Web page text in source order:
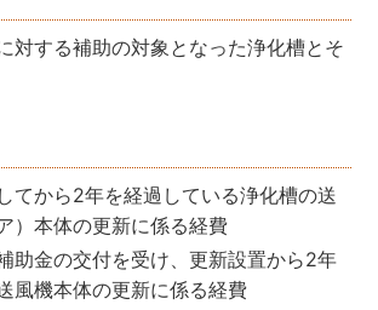
対する補助の対象となった浄化槽とそ
てから2年を経過している浄化槽の送
）本体の更新に係る経費
助金の交付を受け、更新設置から2年
風機本体の更新に係る経費